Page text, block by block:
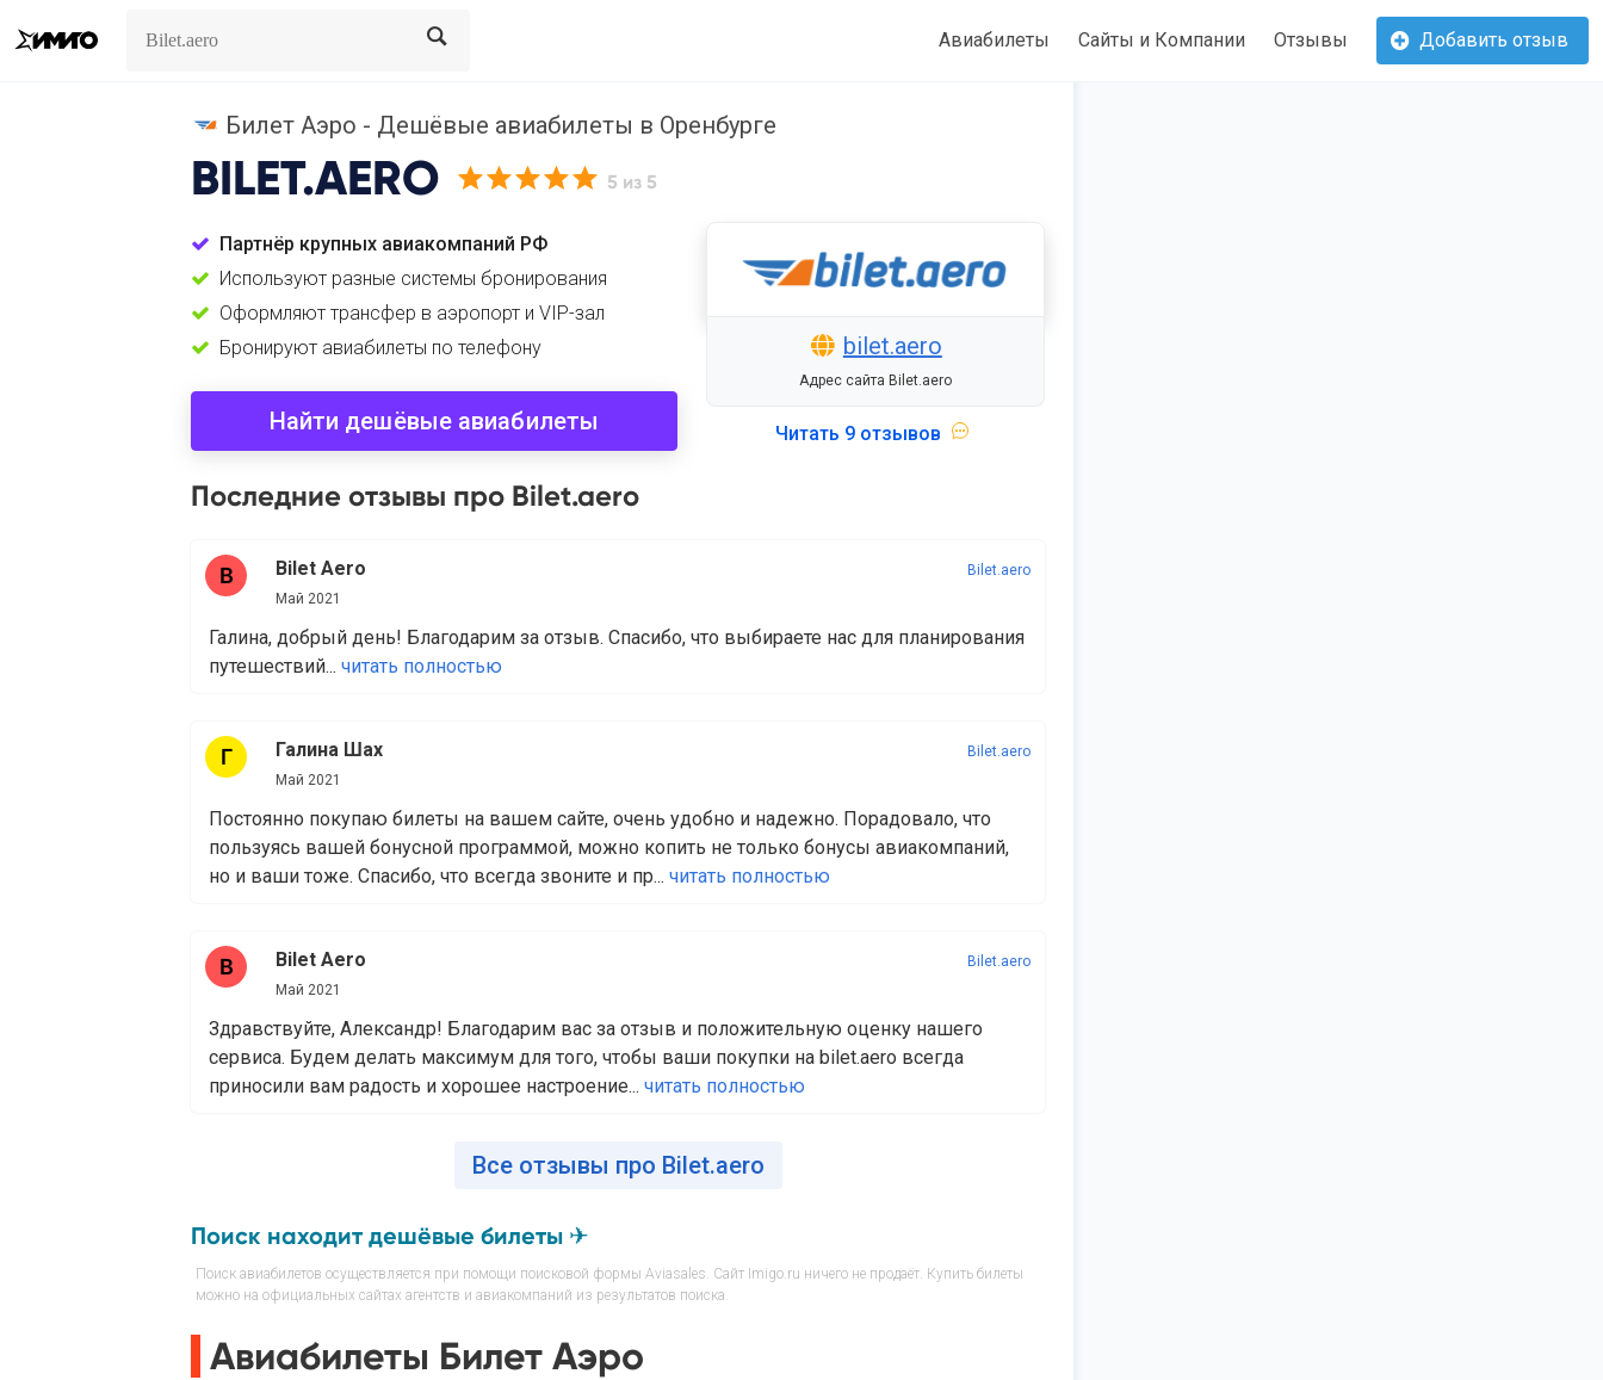
Search Авиабилеты Сайты и Компании Отзывы Добавить отзыв
Билет Аэро - Дешёвые авиабилеты в Оренбурге
BILET.AERO 5 из 5
Партнёр крупных авиакомпаний РФ
Используют разные системы бронирования
Оформляют трансфер в аэропорт и VIP-зал
Бронируют авиабилеты по телефону
Найти дешёвые авиабилеты
bilet.aero
Адрес сайта Bilet.aero
Читать 9 отзывов
Последние отзывы про Bilet.aero
Bilet Aero
Май 2021
Bilet.aero
Галина, добрый день! Благодарим за отзыв. Спасибо, что выбираете нас для планирования
путешествий... читать полностью
Галина Шах
Май 2021
Bilet.aero
Постоянно покупаю билеты на вашем сайте, очень удобно и надежно. Порадовало, что
пользуясь вашей бонусной программой, можно копить не только бонусы авиакомпаний,
но и ваши тоже. Спасибо, что всегда звоните и пр... читать полностью
Bilet Aero
Май 2021
Bilet.aero
Здравствуйте, Александр! Благодарим вас за отзыв и положительную оценку нашего
сервиса. Будем делать максимум для того, чтобы ваши покупки на bilet.aero всегда
приносили вам радость и хорошее настроение... читать полностью
Все отзывы про Bilet.aero
Поиск находит дешёвые билеты ✈
Поиск авиабилетов осуществляется при помощи поисковой формы Aviasales. Сайт Imigo.ru ничего не продаёт. Купить билеты
можно на официальных сайтах агентств и авиакомпаний из результатов поиска.
Авиабилеты Билет Аэро